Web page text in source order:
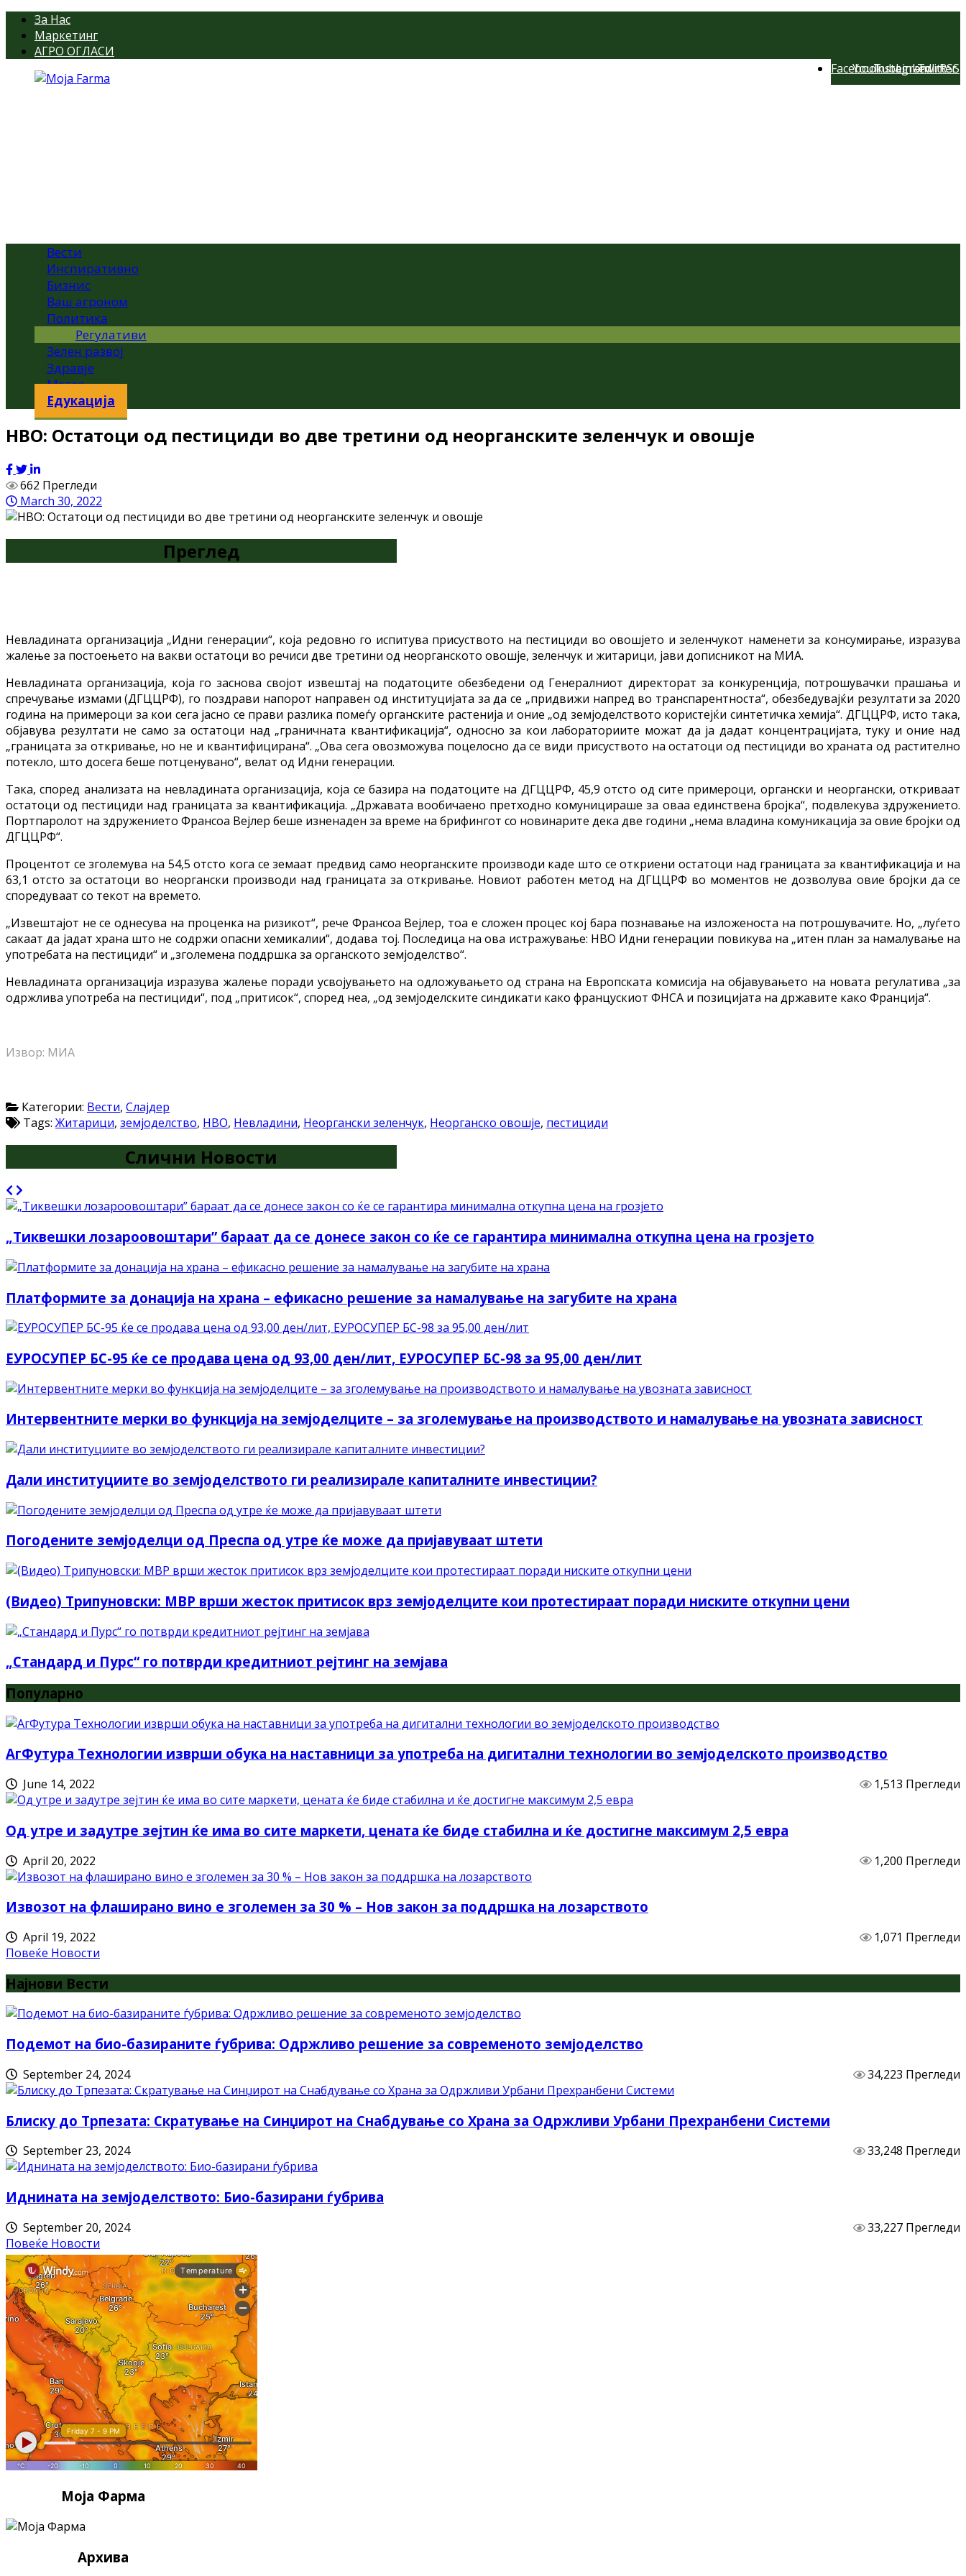
За Нас
Маркетинг
АГРО ОГЛАСИ
RSS
Twitter
LinkedIn
Instagram
YouTube
Facebook
Вести
Инспиративно
Бизнис
Ваш агроном
Политика
Регулативи
Зелен развој
Здравје
Метео
Едукација
НВО: Oстатоци од пестициди во две третини од неорганските зеленчук и овошје
662 Прегледи
March 30, 2022
Преглед
Невладината организација „Идни генерации“, која редовно го испитува присуството на пестициди во овошјето и зеленчукот наменети за консумирање, изразува
жалење за постоењето на вакви остатоци во речиси две третини од неорганското овошје, зеленчук и житарици, јави дописникот на МИА.
Невладината организација, која го заснова својот извештај на податоците обезбедени од Генералниот директорат за конкуренција, потрошувачки прашања и
спречување измами (ДГЦЦРФ), го поздрави напорот направен од институцијата за да се „придвижи напред во транспарентноста“, обезбедувајќи резултати за 2020
година на примероци за кои сега јасно се прави разлика помеѓу органските растенија и оние „од земјоделството користејќи синтетичка хемија“. ДГЦЦРФ, исто така,
објавува резултати не само за остатоци над „граничната квантификација“, односно за кои лабораториите можат да ја дадат концентрацијата, туку и оние над
„границата за откривање, но не и квантифицирана“. „Ова сега овозможува поцелосно да се види присуството на остатоци од пестициди во храната од растително
потекло, што досега беше потценувано“, велат од Идни генерации.
Така, според анализата на невладината организација, која се базира на податоците на ДГЦЦРФ, 45,9 отсто од сите примероци, органски и неоргански, откриваат
остатоци од пестициди над границата за квантификација. „Државата вообичаено претходно комуницираше за оваа единствена бројка“, подвлекува здружението.
Портпаролот на здружението Франсоа Вејлер беше изненаден за време на брифингот со новинарите дека две години „нема владина комуникација за овие бројки од
ДГЦЦРФ“.
Процентот се зголемува на 54,5 отсто кога се земаат предвид само неорганските производи каде што се откриени остатоци над границата за квантификација и на
63,1 отсто за остатоци во неоргански производи над границата за откривање. Новиот работен метод на ДГЦЦРФ во моментов не дозволува овие бројки да се
споредуваат со текот на времето.
„Извештајот не се однесува на проценка на ризикот“, рече Франсоа Вејлер, тоа е сложен процес кој бара познавање на изложеноста на потрошувачите. Но, „луѓето
сакаат да јадат храна што не содржи опасни хемикалии“, додава тој. Последица на ова истражување: НВО Идни генерации повикува на „итен план за намалување на
употребата на пестициди“ и „зголемена поддршка за органското земјоделство“.
Невладината организација изразува жалење поради усвојувањето на одложувањето од страна на Европската комисија на објавувањето на новата регулатива „за
одржлива употреба на пестициди“, под „притисок“, според неа, „од земјоделските синдикати како францускиот ФНСА и позицијата на државите како Франција“.
Извор: MИА
Категории: Вести, Слајдер
Tags: Житарици, земјоделство, НВО, Невладини, Неоргански зеленчук, Неорганско овошје, пестициди
Слични Новости
„Тиквешки лозароовоштари” бараат да се донесе закон со ќе се гарантира минимална откупна цена на грозјето
Платформите за донација на храна – ефикасно решение за намалување на загубите на храна
ЕУРОСУПЕР БС-95 ќе се продава цена од 93,00 ден/лит, ЕУРОСУПЕР БС-98 за 95,00 ден/лит
Интервентните мерки во функција на земјоделците – за зголемување на производството и намалување на увозната зависност
Дали институциите во земјоделството ги реализирале капиталните инвестиции?
Погодените земјоделци од Преспа од утре ќе може да пријавуваат штети
(Видео) Трипуновски: МВР врши жесток притисок врз земјоделците кои протестираат поради ниските откупни цени
„Стандард и Пурс“ го потврди кредитниот рејтинг на земјава
Популарно
АгФутура Технологии изврши обука на наставници за употреба на дигитални технологии во земјоделското производство
June 14, 2022 1,513 Прегледи
Од утре и задутре зејтин ќе има во сите маркети, цената ќе биде стабилна и ќе достигне максимум 2,5 евра
April 20, 2022 1,200 Прегледи
Извозот на флаширано вино е зголемен за 30 % – Нов закон за поддршка на лозарството
April 19, 2022
1,071 Прегледи
Повеќе Новости
Најнови Вести
Подемот на био-базираните ѓубрива: Одржливо решение за современото земјоделство
September 24, 2024 34,223 Прегледи
Блиску до Трпезата: Скратување на Синџирот на Снабдување со Храна за Одржливи Урбани Прехранбени Системи
September 23, 2024 33,248 Прегледи
Иднината на земјоделството: Био-базирани ѓубрива
September 20, 2024
33,227 Прегледи
Повеќе Новости
Моја Фарма
Архива